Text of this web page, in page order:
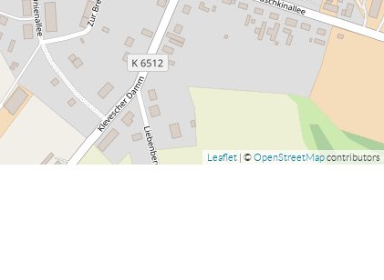
Leaflet | ©OpenStreetMapcontributors